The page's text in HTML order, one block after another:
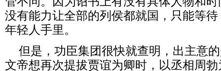
没有能力让全部的列侯都就国，只能等
年轻人手里。
但是，功臣集团很快就查明，出主意
文帝想再次提拔贾谊为卿时，以丞相周